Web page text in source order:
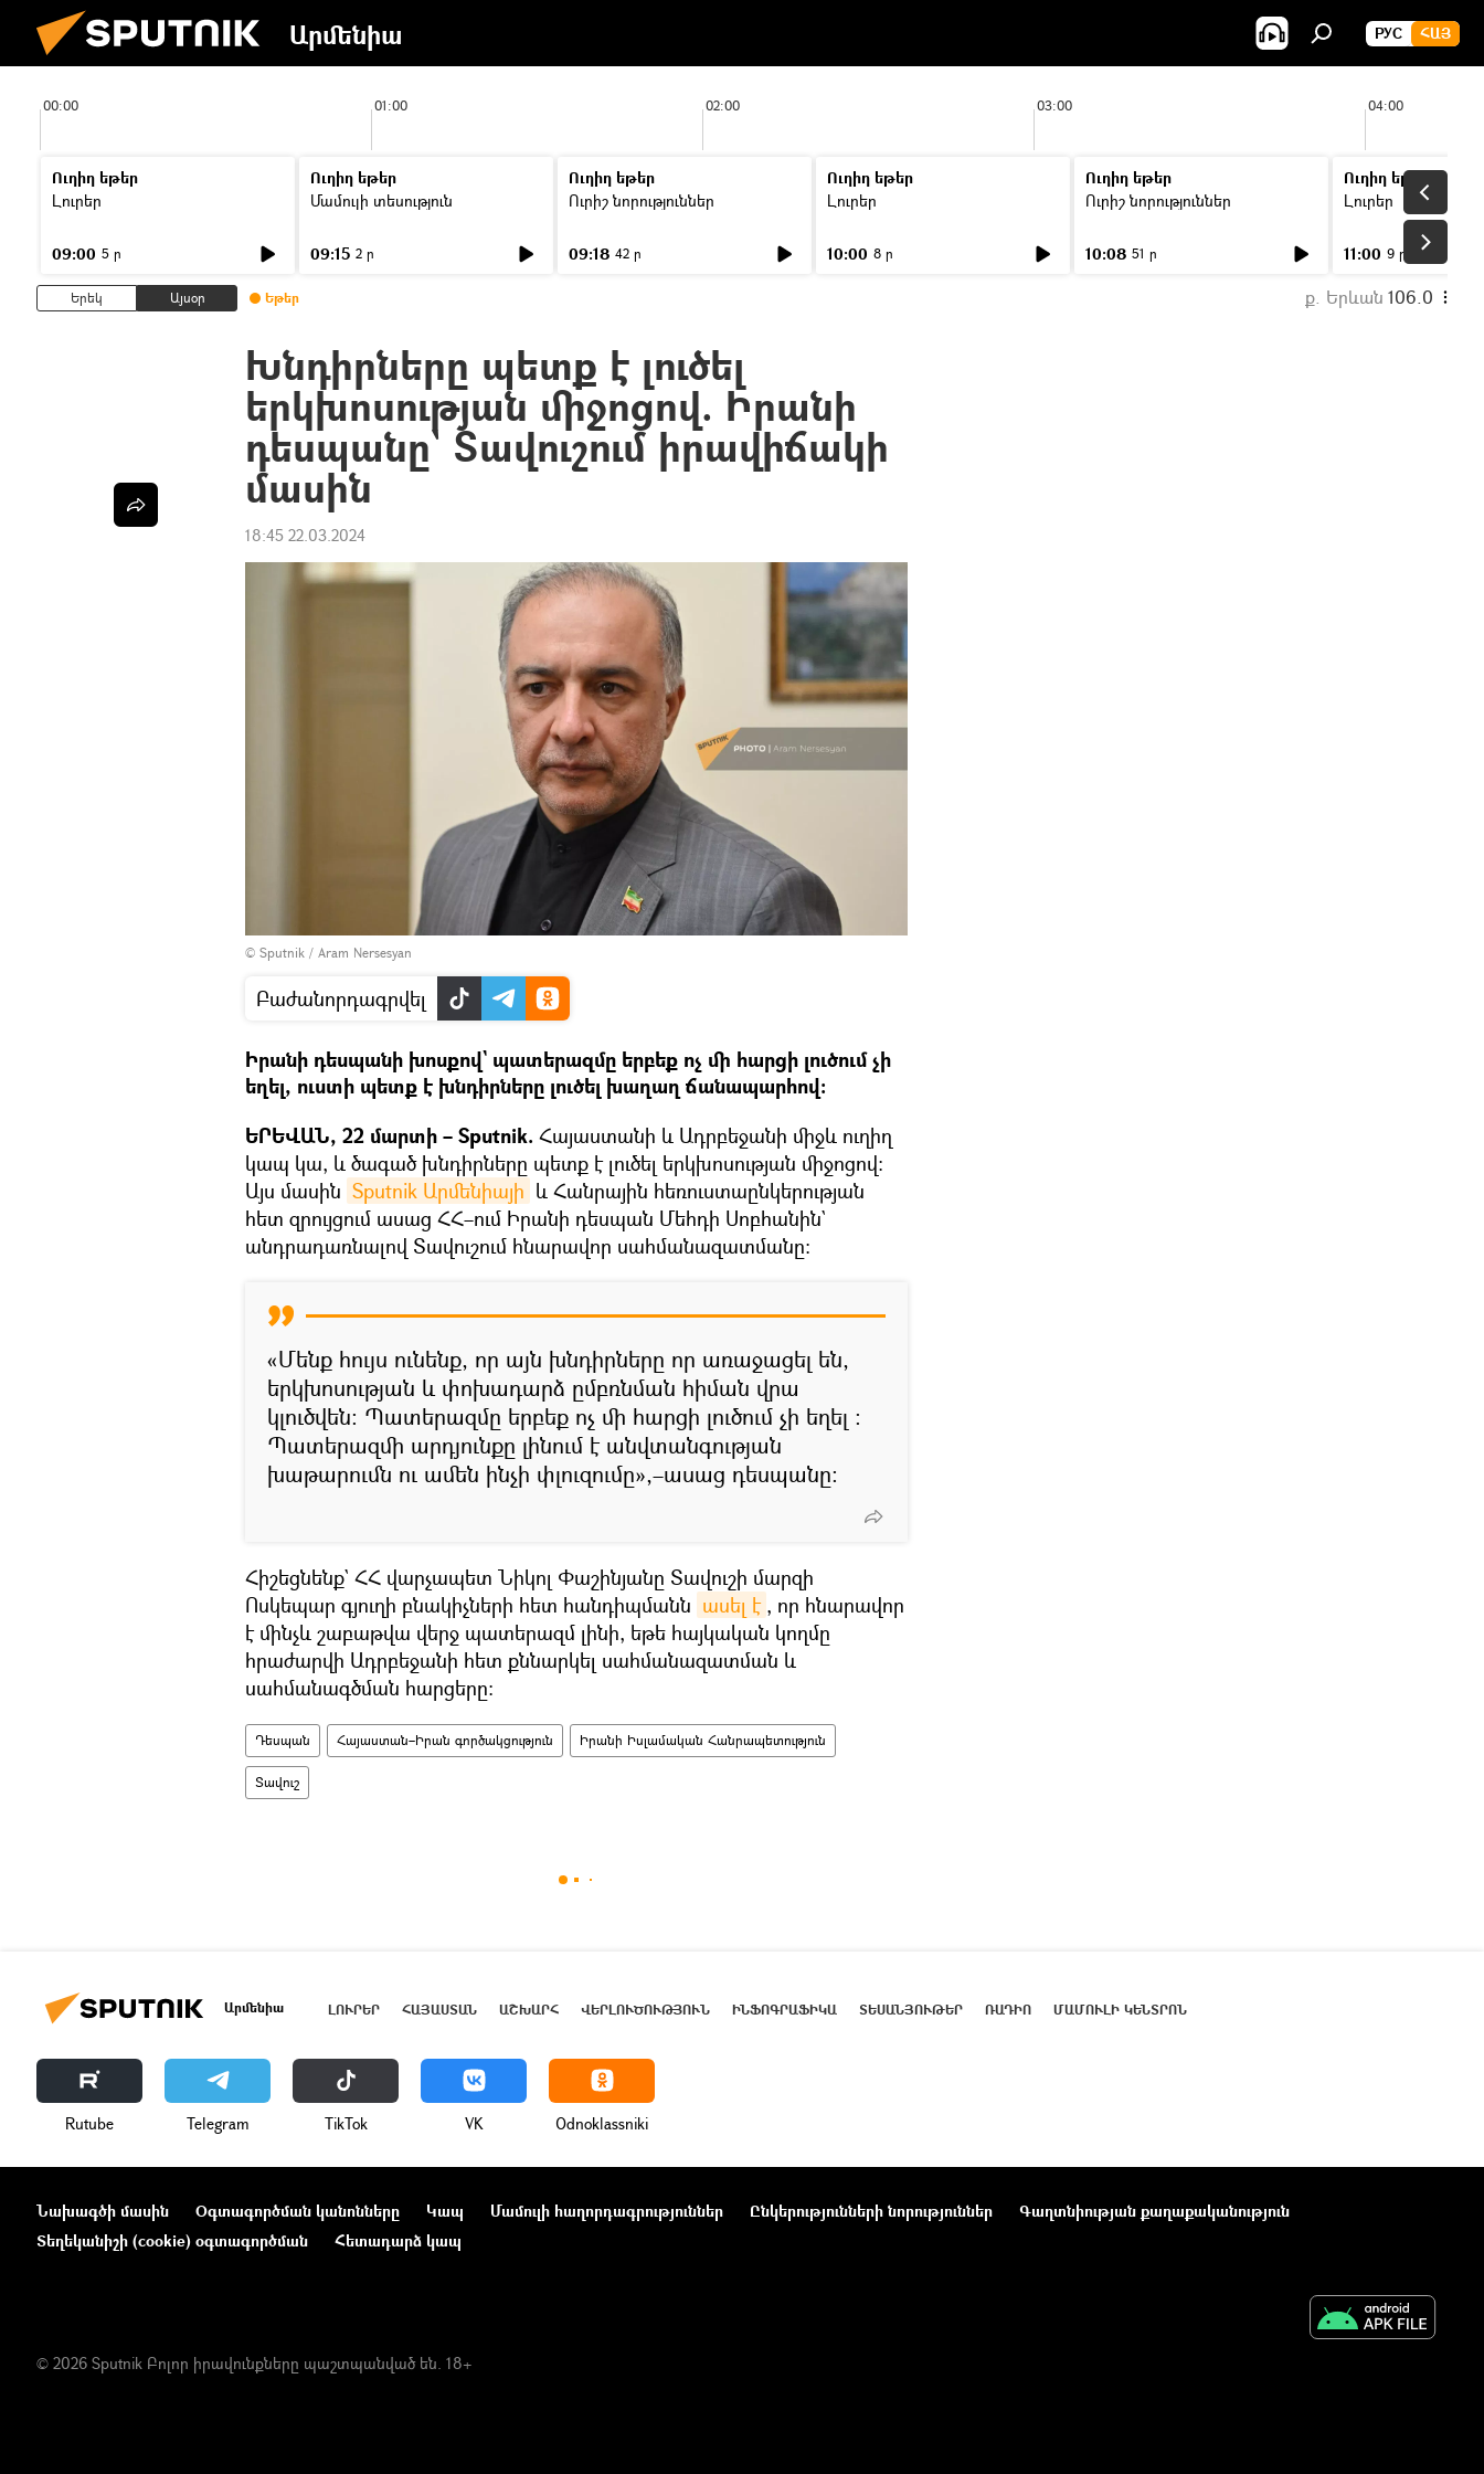
Արմենիա РУС ՀԱՅ
00:00 01:00 02:00 03:00 04:00
Ուղիղ եթեր
Լուրեր
09:00 5 ր
Ուղիղ եթեր
Մամուլի տեսություն
09:15 2 ր
Ուղիղ եթեր
Ուրիշ նորություններ
09:18 42 ր
Ուղիղ եթեր
Լուրեր
10:00 8 ր
Ուղիղ եթեր
Ուրիշ նորություններ
10:08 51 ր
Ուղիղ եթեր
Լուրեր
11:00 9 ր
Երեկ Այսօր Եթեր ք. Երևան 106.0
Խնդիրները պետք է լուծել
երկխոսության միջոցով. Իրանի
դեսպանը` Տավուշում իրավիճակի
մասին
18:45 22.03.2024
© Sputnik / Aram Nersesyan
Բաժանորդագրվել
Իրանի դեսպանի խոսքով` պատերազմը երբեք ոչ մի հարցի լուծում չի
եղել, ուստի պետք է խնդիրները լուծել խաղաղ ճանապարհով։
ԵՐԵՎԱՆ, 22 մարտի – Sputnik. Հայաստանի և Ադրբեջանի միջև ուղիղ
կապ կա, և ծագած խնդիրները պետք է լուծել երկխոսության միջոցով։
Այս մասին Sputnik Արմենիայի և Հանրային հեռուստաընկերության
հետ զրույցում ասաց ՀՀ–ում Իրանի դեսպան Մեհդի Սոբհանին`
անդրադառնալով Տավուշում հնարավոր սահմանազատմանը։
«Մենք հույս ունենք, որ այն խնդիրները որ առաջացել են,
երկխոսության և փոխադարձ ըմբռնման հիման վրա
կլուծվեն։ Պատերազմը երբեք ոչ մի հարցի լուծում չի եղել ։
Պատերազմի արդյունքը լինում է անվտանգության
խաթարումն ու ամեն ինչի փլուզումը»,–ասաց դեսպանը։
Հիշեցնենք` ՀՀ վարչապետ Նիկոլ Փաշինյանը Տավուշի մարզի
Ոսկեպար գյուղի բնակիչների հետ հանդիպմանն ասել է , որ հնարավոր
է մինչև շաբաթվա վերջ պատերազմ լինի, եթե հայկական կողմը
հրաժարվի Ադրբեջանի հետ քննարկել սահմանազատման և
սահմանագծման հարցերը։
Դեսպան Հայաստան–Իրան գործակցություն Իրանի Իսլամական Հանրապետություն
Տավուշ
Արմենիա ԼՈՒՐԵՐ ՀԱՅԱՍՏԱՆ ԱՇԽԱՐՀ ՎԵՐԼՈՒԾՈՒԹՅՈՒՆ ԻՆՖՈԳՐԱՖԻԿԱ ՏԵՍԱՆՅՈՒԹԵՐ ՌԱԴԻՈ ՄԱՄՈՒԼԻ ԿԵՆՏՐՈՆ
Rutube Telegram ТikТоk VK Odnoklassniki
Նախագծի մասին Օգտագործման կանոնները Կապ Մամուլի հաղորդագրություններ Ընկերությունների նորություններ
Գաղտնիության քաղաքականություն
Տեղեկանիշի (cookie) օգտագործման
Հետադարձ կապ
© 2026 Sputnik Բոլոր իրավունքները պաշտպանված են. 18+